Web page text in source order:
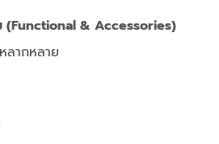
(Functional & Accessories)
ลากหลาย